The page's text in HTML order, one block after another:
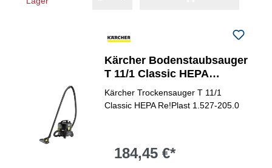
Kärcher Bodenstaubsauger
T 11/1 Classic HEPA
Re!Plast
Kärcher Trockensauger T 11/1
Classic HEPA Re!Plast 1.527-205.0
184,45 €*